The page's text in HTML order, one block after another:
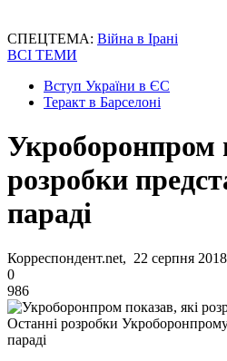
СПЕЦТЕМА: Війна в Ірані
ВСІ ТЕМИ
Вступ України в ЄС
Теракт в Барселоні
Укроборонпром
розробки
параді
Корреспондент.net, 22 серпня
0
986
Останні розробки Укроборонпрому
параді